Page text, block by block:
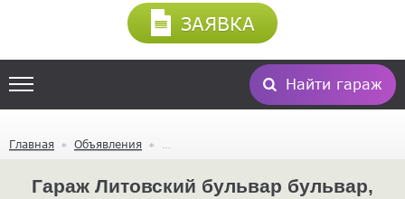
Найти гараж
ЗАЯВКА
Главная Объявления
Гараж Литовский бульвар бульвар,